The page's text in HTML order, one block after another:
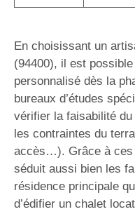
En choisissant un
(94400), il est
personnalisé dès la
bureaux d’études
vérifier la faisabilité
les contraintes du
accès…). Grâce à ces
séduit aussi bien les
résidence principale
d’édifier un chalet